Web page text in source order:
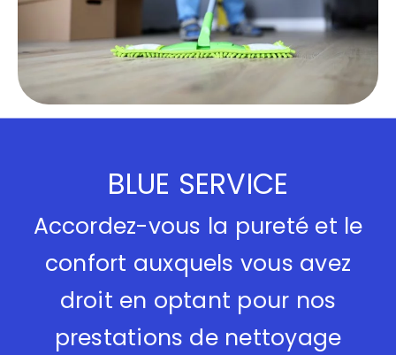
BLUE SERVICE
Accordez-vous la pureté et le
confort auxquels vous avez
droit en optant pour nos
prestations de nettoyage